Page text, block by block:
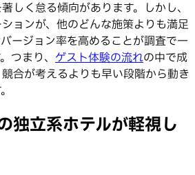
しく怠る傾向があります。しかし、
ョンが、他のどんな施策よりも満足
ージョン率を高めることが調査で一
つまり、 ゲスト体験の流れの中で成
合が考えるよりも早い段階から動き
独立系ホテルが軽視し